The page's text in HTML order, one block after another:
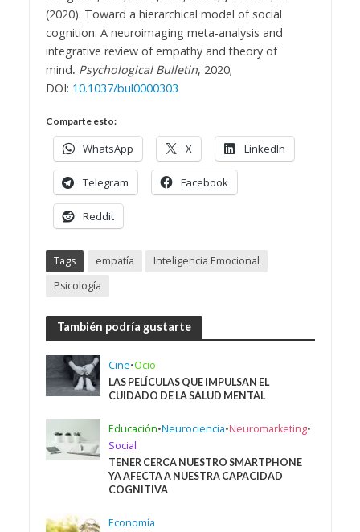
(2020). Toward a hierarchical model of social
cognition: A neuroimaging meta-analysis and
integrative review of empathy and theory of
mind. Psychological Bulletin, 2020;
DOI: 10.1037/bul0000303
Comparte esto:
WhatsApp X LinkedIn
Telegram Facebook
Reddit
Tags empatía
Inteligencia Emocional
Psicología
También podría gustarte
Cine•Ocio
LAS PELÍCULAS QUE IMPULSAN EL
CUIDADO DE LA SALUD MENTAL
Educación•Neurociencia•Neuromarketing•
Social
TENER CERCA NUESTRO SMARTPHONE
YA AFECTA A NUESTRA CAPACIDAD
COGNITIVA
Economía